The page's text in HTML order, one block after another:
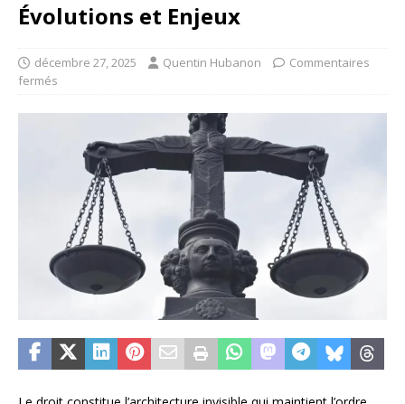
Évolutions et Enjeux
décembre 27, 2025 Quentin Hubanon
Commentaires
fermés